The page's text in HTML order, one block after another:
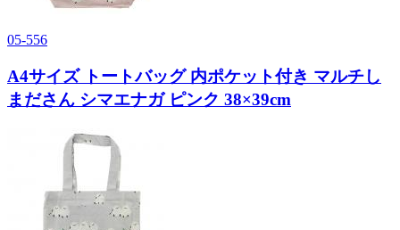
05-556
A4サイズ トートバッグ 内ポケット付き マルチし
まださん シマエナガ ピンク 38×39cm